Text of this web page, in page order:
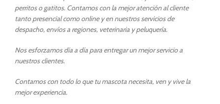
perritos o gatitos. Contamos con la mejor atención al cliente
tanto presencial como online y en nuestros servicios de
despacho, envíos a regiones, veterinaria y peluquería.
Nos esforzamos día a día para entregar un mejor servicio a
nuestros clientes.
Contamos con todo lo que tu mascota necesita, ven y vive la
mejor experiencia.